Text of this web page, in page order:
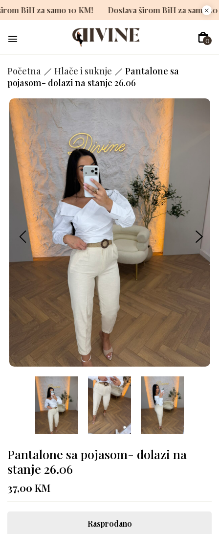
širom BiH za samo 10 KM! Dostava širom BiH za
0
Početna Hlače i suknje
Pantalone sa
pojasom- dolazi na stanje 26.06
Pantalone sa pojasom- dolazi na
stanje 26.06
37,00 KM
Rasprodano